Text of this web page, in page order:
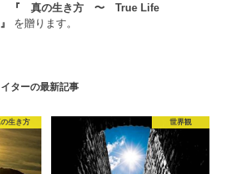
『真の生き方 〜 True Life
を贈ります。
ターの最新記事
の生き方 世界観